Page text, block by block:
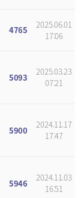
4765
2025.06.01
17:06
5093
2025.03.23
07:21
5900
2024.11.17
17:47
5946
2024.11.03
16:51